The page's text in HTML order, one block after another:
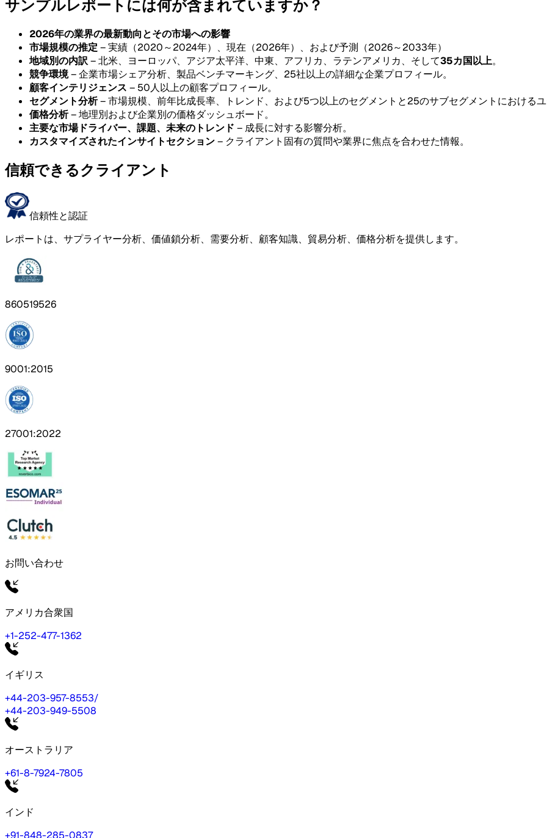
サンプルレポートには何が含まれていますか？
2026年の業界の最新動向とその市場への影響
市場規模の推定– 実績（2020～2024年）、現在（2026年）、および予測（2026～2033年）
地域別の内訳– 北米、ヨーロッパ、アジア太平洋、中東、アフリカ、ラテンアメリカ、そして35カ国以上。
競争環境– 企業市場シェア分析、製品ベンチマーキング、25社以上の詳細な企業プロフィール。
顧客インテリジェンス – 50人以上の顧客プロフィール。
セグメント分析– 市場規模、前年比成長率、トレンド、および5つ以上のセグメントと25のサブセグメントにおけるユ
価格分析– 地理別および企業別の価格ダッシュボード。
主要な市場ドライバー、課題、未来のトレンド – 成長に対する影響分析。
カスタマイズされたインサイトセクション– クライアント固有の質問や業界に焦点を合わせた情報。
信頼できるクライアント
信頼性と認証
レポートは、サプライヤー分析、価値鎖分析、需要分析、顧客知識、貿易分析、価格分析を提供します。
860519526
9001:2015
27001:2022
お問い合わせ
アメリカ合衆国
+1-252-477-1362
イギリス
+44-203-957-8553/
+44-203-949-5508
オーストラリア
+61-8-7924-7805
インド
+91-848-285-0837